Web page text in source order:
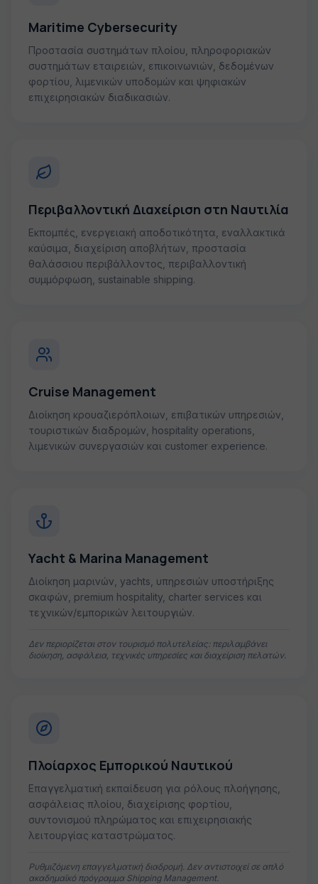
Maritime Cybersecurity
Προστασία συστημάτων πλοίου, πληροφοριακών
συστημάτων εταιρειών, επικοινωνιών, δεδομένων
φορτίου, λιμενικών υποδομών και ψηφιακών
επιχειρησιακών διαδικασιών.
Περιβαλλοντική Διαχείριση στη Ναυτιλία
Εκπομπές, ενεργειακή αποδοτικότητα, εναλλακτικά
καύσιμα, διαχείριση αποβλήτων, προστασία
θαλάσσιου περιβάλλοντος, περιβαλλοντική
συμμόρφωση, sustainable shipping.
Cruise Management
Διοίκηση κρουαζιερόπλοιων, επιβατικών υπηρεσιών,
τουριστικών διαδρομών, hospitality operations,
λιμενικών συνεργασιών και customer experience.
Yacht & Marina Management
Διοίκηση μαρινών, yachts, υπηρεσιών υποστήριξης
σκαφών, premium hospitality, charter services και
τεχνικών/εμπορικών λειτουργιών.
Δεν περιορίζεται στον τουρισμό πολυτελείας: περιλαμβάνει
διοίκηση, ασφάλεια, τεχνικές υπηρεσίες και διαχείριση πελατών.
Πλοίαρχος Εμπορικού Ναυτικού
Επαγγελματική εκπαίδευση για ρόλους πλοήγησης,
ασφάλειας πλοίου, διαχείρισης φορτίου,
συντονισμού πληρώματος και επιχειρησιακής
λειτουργίας καταστρώματος.
Ρυθμιζόμενη επαγγελματική διαδρομή. Δεν αντιστοιχεί σε απλό
ακαδημαϊκό πρόγραμμα Shipping Management.